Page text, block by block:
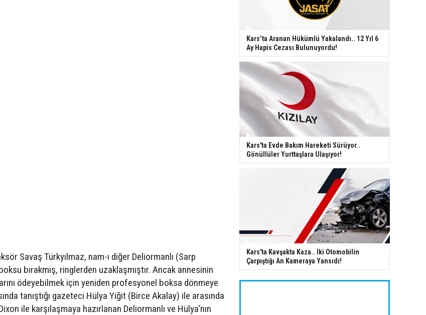
Savaş Türkyılmaz, nam-ı diğer Deliormanlı (Sarp
bırakmış, ringlerden uzaklaşmıştır. Ancak annesinin
ödeyebilmek için yeniden profesyonel boksa dönmeye
tanıştığı gazeteci Hülya Yiğit (Birce Akalay) ile arasında
ile karşılaşmaya hazırlanan Deliormanlı ve Hülya'nın
Kars’ta Aranan Hükümlü Yakalandı.. 12 Yıl 6
Ay Hapis Cezası Bulunuyordu!
Kars'ta Evde Bakım Hareketi Sürüyor..
Gönüllüler Yurttaşlara Ulaşıyor!
Kars'ta Kavşakta Kaza.. İki Otomobilin
Çarpıştığı An Kameraya Yansıdı!